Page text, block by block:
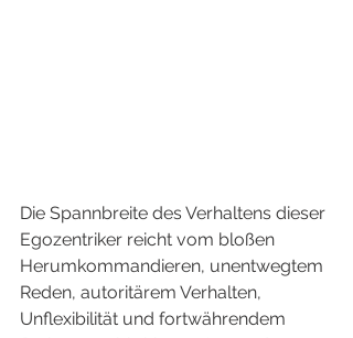
Die Spannbreite des Verhaltens dieser
Egozentriker reicht vom bloßen
Herumkommandieren, unentwegtem
Reden, autoritärem Verhalten,
Unflexibilität und fortwährendem